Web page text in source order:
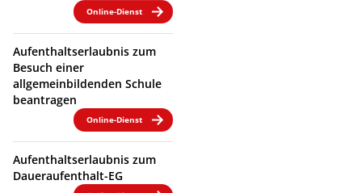
Online-Dienst
Aufenthaltserlaubnis zum
Besuch einer
allgemeinbildenden Schule
beantragen
Online-Dienst
Aufenthaltserlaubnis zum
Daueraufenthalt-EG